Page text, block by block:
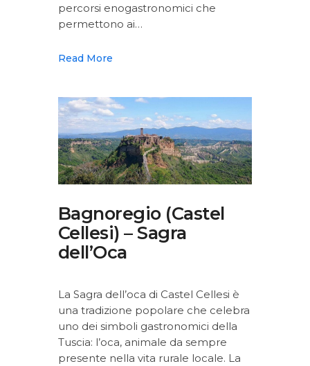
percorsi enogastronomici che
permettono ai…
Read More
Bagnoregio (Castel
Cellesi) – Sagra
dell’Oca
La Sagra dell’oca di Castel Cellesi è
una tradizione popolare che celebra
uno dei simboli gastronomici della
Tuscia: l’oca, animale da sempre
presente nella vita rurale locale. La